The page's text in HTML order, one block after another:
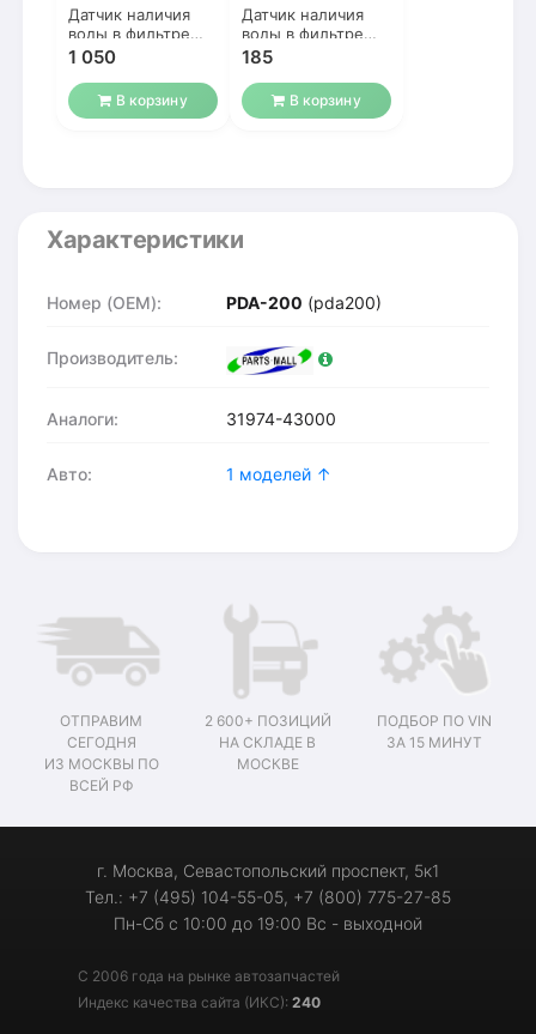
Датчик наличия
воды в фильтре
Хундай
1 050
В корзину
Датчик наличия
воды в фильтре
Хундай
185
В корзину
Характеристики
Номер (OEM): PDA-200 (pda200)
Производитель:
Аналоги: 31974-43000
Авто: 1 моделей ↑
ОТПРАВИМ
СЕГОДНЯ
ИЗ МОСКВЫ ПО
ВСЕЙ РФ
2 600+ ПОЗИЦИЙ
НА СКЛАДЕ В
МОСКВЕ
ПОДБОР ПО VIN
ЗА 15 МИНУТ
г. Москва, Севастопольский проспект, 5к1
Тел.: +7 (495) 104-55-05, +7 (800) 775-27-85
Пн-Сб с 10:00 до 19:00 Вс - выходной
С 2006 года на рынке автозапчастей
Индекс качества сайта (ИКС): 240